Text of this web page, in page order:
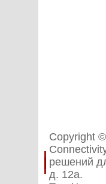
Copyright
решений
д. 12а.